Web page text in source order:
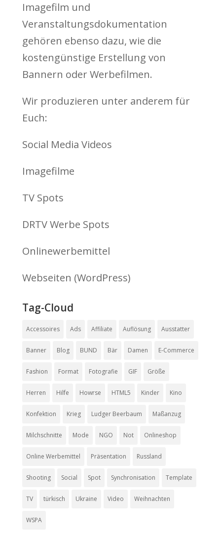
Imagefilm und
Veranstaltungsdokumentation
gehören ebenso dazu, wie die
kostengünstige Erstellung von
Bannern oder Werbefilmen.
Wir produzieren unter anderem für
Euch:
Social Media Videos
Imagefilme
TV Spots
DRTV Werbe Spots
Onlinewerbemittel
Webseiten (WordPress)
Tag-Cloud
Accessoires Ads Affiliate Auflösung Ausstatter
Banner Blog BUND Bär Damen E-Commerce
Fashion Format Fotografie GIF Größe
Herren Hilfe Howrse HTML5 Kinder Kino
Konfektion Krieg Ludger Beerbaum Maßanzug
Milchschnitte Mode NGO Not Onlineshop
Online Werbemittel Präsentation Russland
Shooting Social Spot Synchronisation Template
TV türkisch Ukraine Video Weihnachten
WSPA